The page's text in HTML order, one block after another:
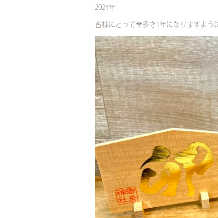
2024年
皆様にとって幸多き1年になりますよう